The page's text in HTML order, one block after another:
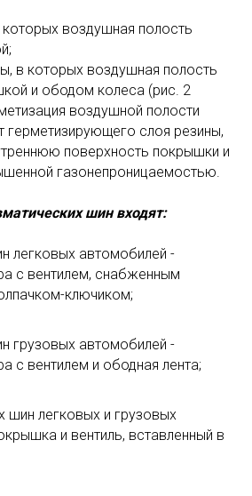
воздушная полость
в которых воздушная полость
и ободом колеса (рис. 2
воздушной полости
герметизирующего слоя резины,
поверхность покрышки и
газонепроницаемостью.
шин входят:
легковых автомобилей -
с вентилем, снабженным
ключиком;
грузовых автомобилей -
с вентилем и ободная лента;
шин легковых и грузовых
и вентиль, вставленный в